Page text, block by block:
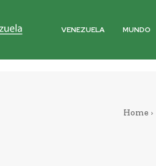
VENEZUELA MUNDO
Home